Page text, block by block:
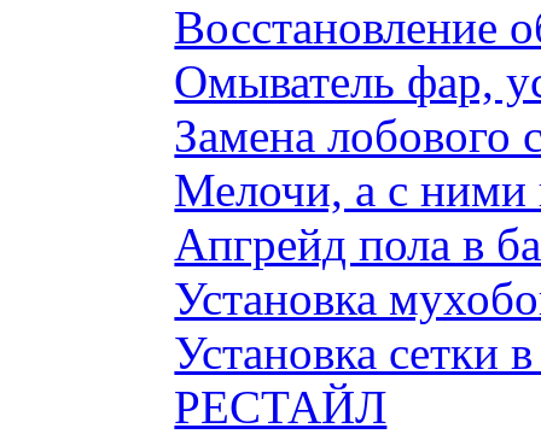
Восстановление
Омыватель фар,
Замена лобового
Мелочи, а с ними
Апгрейд пола в
Установка
Установка сетки
РЕСТАЙЛ